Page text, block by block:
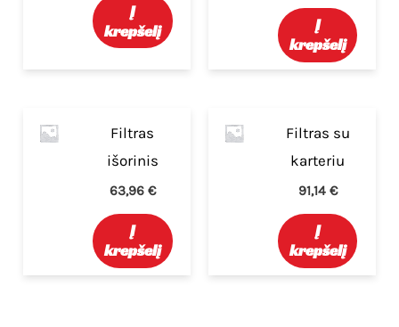
Į
krepšelį
Į
krepšelį
Filtras
išorinis
63,96 €
Į
krepšelį
Filtras su
karteriu
91,14 €
Į
krepšelį